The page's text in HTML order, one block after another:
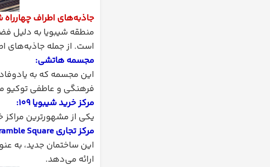
جاذبه‌های اطراف چهارراه
منطقه شیبویا به دلیل
است. از جمله جاذبه‌های
مجسمه هاتشی:
این مجسمه که به
فرهنگی و عاطفی
مرکز خرید شیبویا ۱۰۹:
یکی از مشهورترین
مرکز تجاری Shibuya Scramble Square:
این ساختمان جدید، به
ارائه می‌دهد.